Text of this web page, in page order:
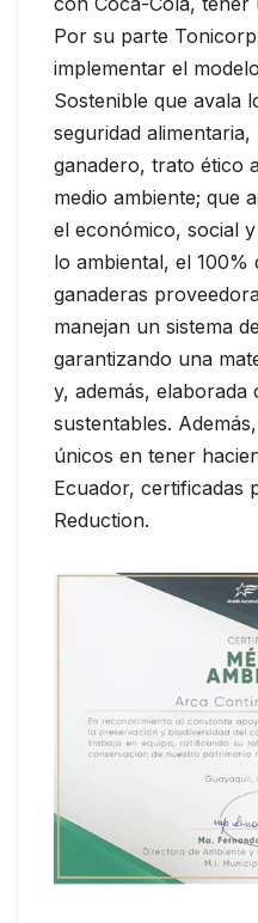
Por su parte
implementar el
Sostenible que avala
seguridad
ganadero, trato ético
medio ambiente; que
el económico, social
lo ambiental, el 100%
ganaderas
manejan un sistema
garantizando una
y, además, elaborada
sustentables.
únicos en tener
Ecuador, certificadas
Reduction.